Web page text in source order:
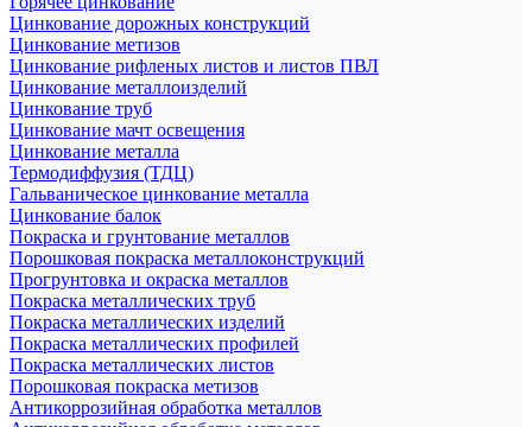
Цинкование дорожных конструкций
Цинкование метизов
Цинкование рифленых листов и листов ПВЛ
Цинкование металлоизделий
Цинкование труб
Цинкование мачт освещения
Цинкование металла
Термодиффузия (ТДЦ)
Гальваническое цинкование металла
Цинкование балок
Покраска и грунтование металлов
Порошковая покраска металлоконструкций
Прогрунтовка и окраска металлов
Покраска металлических труб
Покраска металлических изделий
Покраска металлических профилей
Покраска металлических листов
Порошковая покраска метизов
Антикоррозийная обработка металлов